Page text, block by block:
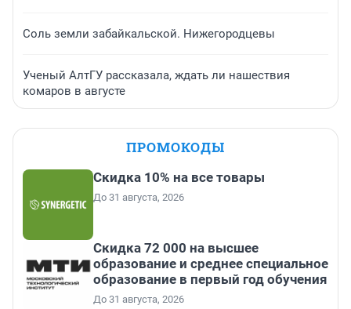
Соль земли забайкальской. Нижегородцевы
Ученый АлтГУ рассказала, ждать ли нашествия
комаров в августе
ПРОМОКОДЫ
Скидка 10% на все товары
До 31 августа, 2026
Скидка 72 000 на высшее
образование и среднее специальное
образование в первый год обучения
До 31 августа, 2026